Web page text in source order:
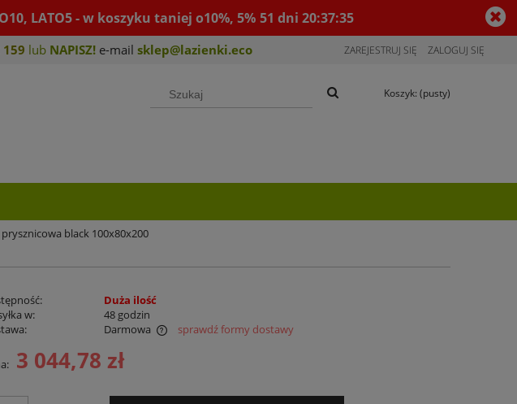
LATO5 - w koszyku taniej o10%, 5% 51 dni20:37:35
lub NAPISZ! e-mail sklep@lazienki.eco ZAREJESTRUJ SIĘ ZALOGUJ SIĘ
Koszyk: (pusty)
black 100x80x200
Duża ilość
w:
48 godzin
Darmowa
ewentualnych kosztów
sprawdź formy dostawy
3 044,78 zł